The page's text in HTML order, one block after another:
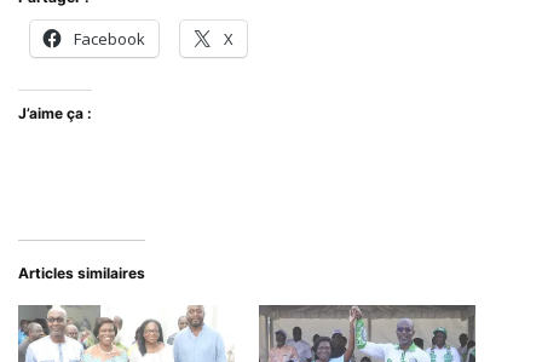
Facebook X
J’aime ça :
Articles similaires